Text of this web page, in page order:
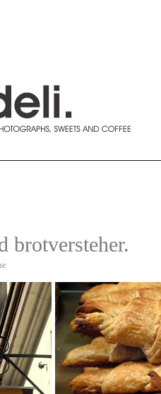
brotversteher.